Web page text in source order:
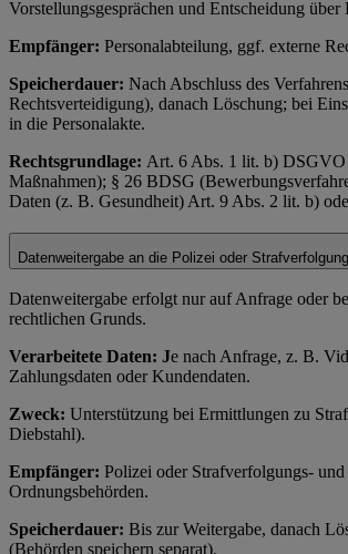
Vorstellungsgesprächen und Entscheidung über
Empfänger: Personalabteilung, ggf. externe
Speicherdauer: Nach Abschluss des
Rechtsverteidigung), danach Löschung; bei
in die Personalakte.
Rechtsgrundlage: Art. 6 Abs. 1 lit. b)
Maßnahmen); § 26 BDSG
Daten (z. B. Gesundheit) Art. 9 Abs. 2 lit. b)
Datenweitergabe an die Polizei oder
Datenweitergabe erfolgt nur auf Anfrage oder
rechtlichen Grunds.
Verarbeitete Daten: Je nach Anfrage, z. B.
Zahlungsdaten oder Kundendaten.
Zweck: Unterstützung bei Ermittlungen zu
Diebstahl).
Empfänger: Polizei oder Strafverfolgungs- und
Ordnungsbehörden.
Speicherdauer: Bis zur Weitergabe, danach
(Behörden speichern separat).